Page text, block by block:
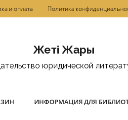
и оплата Политика
Жетi Жарғы
юридической
ИНФОРМАЦИЯ ДЛЯ